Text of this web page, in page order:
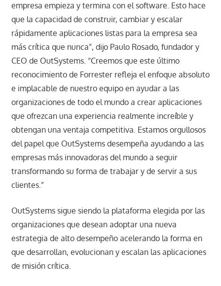
empresa empieza y termina con el software. Esto hace
que la capacidad de construir, cambiar y escalar
rápidamente aplicaciones listas para la empresa sea
más crítica que nunca”, dijo Paulo Rosado, fundador y
CEO de OutSystems. “Creemos que este último
reconocimiento de Forrester refleja el enfoque absoluto
e implacable de nuestro equipo en ayudar a las
organizaciones de todo el mundo a crear aplicaciones
que ofrezcan una experiencia realmente increíble y
obtengan una ventaja competitiva. Estamos orgullosos
del papel que OutSystems desempeña ayudando a las
empresas más innovadoras del mundo a seguir
transformando su forma de trabajar y de servir a sus
clientes.”
OutSystems sigue siendo la plataforma elegida por las
organizaciones que desean adoptar una nueva
estrategia de alto desempeño acelerando la forma en
que desarrollan, evolucionan y escalan las aplicaciones
de misión crítica.